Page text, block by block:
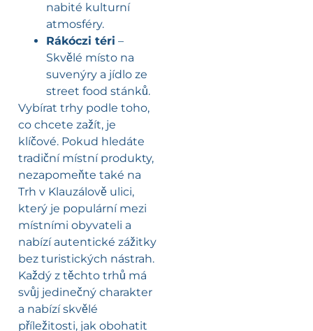
nabité kulturní
atmosféry.
Rákóczi téri –
Skvělé místo na
suvenýry a jídlo ze
street food stánků.
Vybírat trhy podle toho,
co chcete zažít, je
klíčové. Pokud hledáte
tradiční místní produkty,
nezapomeňte také na
Trh v Klauzálově ulici,
který je populární mezi
místními obyvateli a
nabízí autentické zážitky
bez turistických nástrah.
Každý z těchto trhů má
svůj jedinečný charakter
a nabízí skvělé
příležitosti, jak obohatit